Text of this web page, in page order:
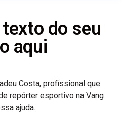
do seu
aqui
Costa, profissional que
repórter esportivo na Vang
ajuda.